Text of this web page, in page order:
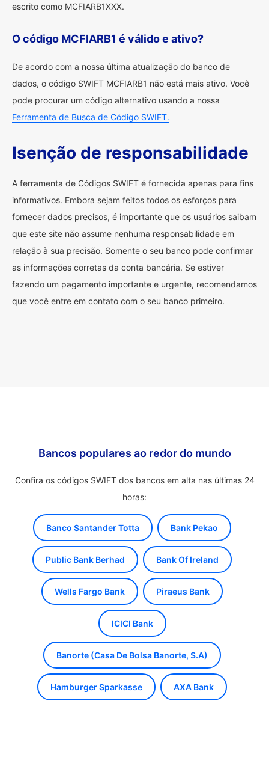
escrito como MCFIARB1XXX.
O código MCFIARB1 é válido e ativo?
De acordo com a nossa última atualização do banco de
dados, o código SWIFT MCFIARB1 não está mais ativo. Você
pode procurar um código alternativo usando a nossa
Ferramenta de Busca de Código SWIFT.
Isenção de responsabilidade
A ferramenta de Códigos SWIFT é fornecida apenas para fins
informativos. Embora sejam feitos todos os esforços para
fornecer dados precisos, é importante que os usuários saibam
que este site não assume nenhuma responsabilidade em
relação à sua precisão. Somente o seu banco pode confirmar
as informações corretas da conta bancária. Se estiver
fazendo um pagamento importante e urgente, recomendamos
que você entre em contato com o seu banco primeiro.
Bancos populares ao redor do mundo
Confira os códigos SWIFT dos bancos em alta nas últimas 24
horas:
Banco Santander Totta Bank Pekao
Public Bank Berhad Bank Of Ireland
Wells Fargo Bank Piraeus Bank
ICICI Bank
Banorte (Casa De Bolsa Banorte, S.A)
Hamburger Sparkasse AXA Bank